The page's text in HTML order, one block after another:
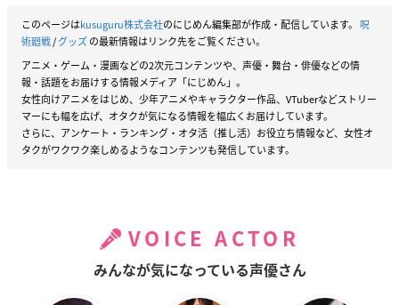
このページはkusuguru株式会社のにじめん編集部が作成・配信しています。 呪
術廻戦/グッズの最新情報はリンク先をご覧ください。
アニメ・ゲーム・漫画などの2次元コンテンツや、声優・舞台・俳優などの情
報・話題をお届けする情報メディア「にじめん」。
女性向けアニメをはじめ、少年アニメやキャラクター作品、VTuberなどストリー
マーにも幅を広げ、オタクが気になる情報を幅広くお届けしています。
さらに、アンケート・ランキング・オタ活（推し活）お役立ち情報など、女性オ
タクがワクワク楽しめるようなコンテンツも発信しています。
VOICE ACTOR
みんなが気になっている声優さん